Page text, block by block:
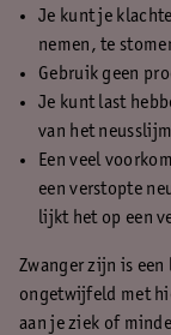
Je kunt je
nemen, te
Gebruik geen
Je kunt last
van het
Een veel
een verstopte
lijkt het op een
Zwanger zijn is
ongetwijfeld met
aan je ziek of